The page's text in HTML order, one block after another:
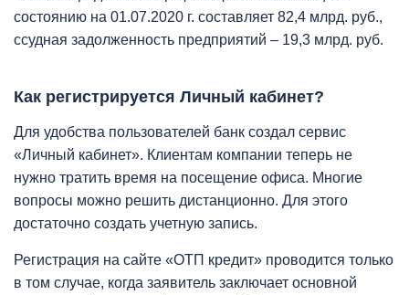
состоянию на 01.07.2020 г. составляет 82,4 млрд. руб.,
ссудная задолженность предприятий – 19,3 млрд. руб.
Как регистрируется Личный кабинет?
Для удобства пользователей банк создал сервис
«Личный кабинет». Клиентам компании теперь не
нужно тратить время на посещение офиса. Многие
вопросы можно решить дистанционно. Для этого
достаточно создать учетную запись.
Регистрация на сайте «ОТП кредит» проводится только
в том случае, когда заявитель заключает основной